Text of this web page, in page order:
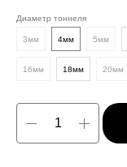
Диаметр тоннеля
3мм 4мм 5мм
16мм 18мм 20мм